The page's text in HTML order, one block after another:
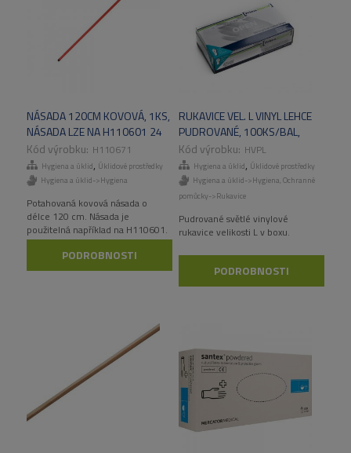
NÁSADA 120CM KOVOVÁ, 1KS,
NÁSADA LZE NA H110601 24
KS/KRT
H110671
Hygiena a úklid, Úklidové prostředky
Hygiena a úklid->Hygiena
Potahovaná kovová násada o
délce 120 cm. Násada je
použitelná například na H110601.
PODROBNOSTI
RUKAVICE VEL. L VINYL LEHCE
PUDROVANÉ, 100KS/BAL,
1000KS/KARTHVPL
Hygiena a úklid, Úklidové prostředky
Hygiena a úklid->Hygiena Ochranné
pomůcky->Rukavice
Pudrované světlé vinylové
rukavice velikosti L v boxu.
PODROBNOSTI